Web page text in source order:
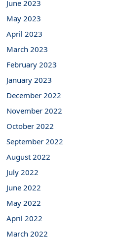
June 2023
May 2023
April 2023
March 2023
February 2023
January 2023
December 2022
November 2022
October 2022
September 2022
August 2022
July 2022
June 2022
May 2022
April 2022
March 2022